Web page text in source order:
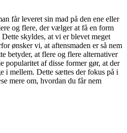
får leveret sin mad på den ene eller
og flere, der vælger at få en form
skyldes, at vi er blevet meget
ønsker vi, at aftensmaden er så nem
betyder, at flere og flere alternativer
popularitet af disse former gør, at der
i mellem. Dette sættes der fokus på i
mere om, hvordan du får nem